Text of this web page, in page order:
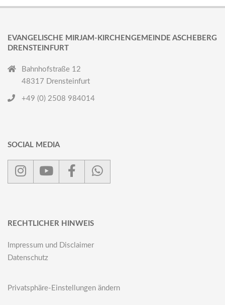
EVANGELISCHE MIRJAM-KIRCHENGEMEINDE ASCHEBERG
DRENSTEINFURT
Bahnhofstraße 12
48317 Drensteinfurt
+49 (0) 2508 984014
SOCIAL MEDIA
RECHTLICHER HINWEIS
Impressum und Disclaimer
Datenschutz
Privatsphäre-Einstellungen ändern